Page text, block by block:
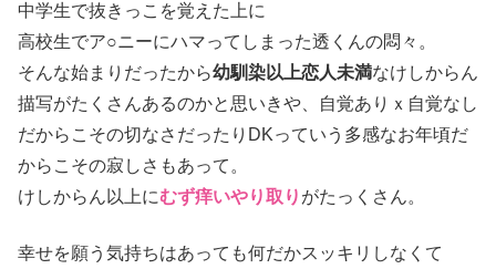
中学生で抜きっこを覚えた上に
高校生でア○ニーにハマってしまった透くんの悶々。
そんな始まりだったから幼馴染以上恋人未満なけしからん
描写がたくさんあるのかと思いきや、自覚ありｘ自覚なし
だからこその切なさだったりDKっていう多感なお年頃だ
からこその寂しさもあって。
けしからん以上にむず痒いやり取り がたっくさん。
幸せを願う気持ちはあっても何だかスッキリしなくて